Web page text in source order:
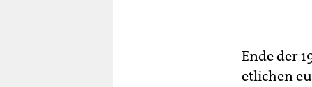
Ende der
etlichen